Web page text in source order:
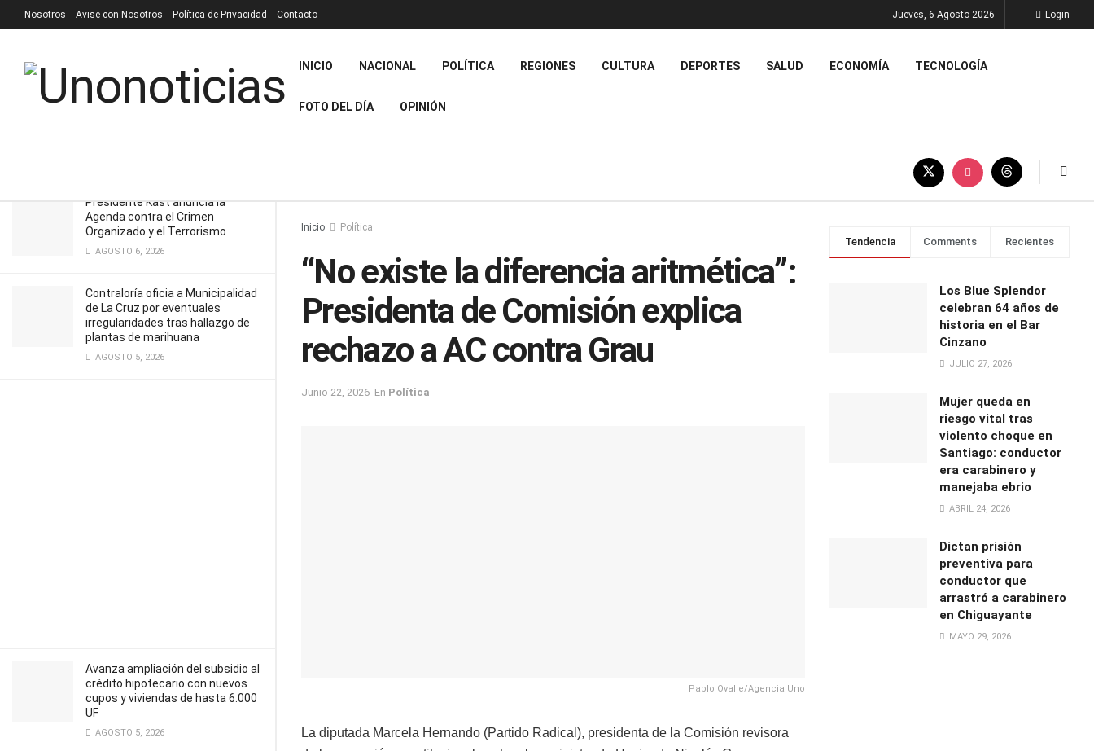
RECIENTES TENDENCIA Filtrar
“No existe la diferencia aritmética”:
Presidente Kast anuncia la
Agenda contra el Crimen
Organizado y el Terrorismo
AGOSTO 6, 2026
Contraloría oficia a Municipalidad
de La Cruz por eventuales
irregularidades tras hallazgo de
plantas de marihuana
AGOSTO 5, 2026
Avanza ampliación del subsidio al
crédito hipotecario con nuevos
cupos y viviendas de hasta 6.000
UF
AGOSTO 5, 2026
Nosotros Avise con Nosotros Política de Privacidad Contacto Jueves, 6 Agosto 2026 Login
INICIO NACIONAL POLÍTICA REGIONES CULTURA DEPORTES SALUD ECONOMÍA TECNOLOGÍA
FOTO DEL DÍA OPINIÓN
Inicio Política
“No existe la diferencia aritmética”:
Presidenta de Comisión explica
rechazo a AC contra Grau
Junio 22, 2026 En Política
Pablo Ovalle/Agencia Uno
La diputada Marcela Hernando (Partido Radical), presidenta de la Comisión revisora
Tendencia Comments Recientes
Los Blue Splendor
celebran 64 años de
historia en el Bar
Cinzano
JULIO 27, 2026
Mujer queda en
riesgo vital tras
violento choque en
Santiago: conductor
era carabinero y
manejaba ebrio
ABRIL 24, 2026
Dictan prisión
preventiva para
conductor que
arrastró a carabinero
en Chiguayante
MAYO 29, 2026